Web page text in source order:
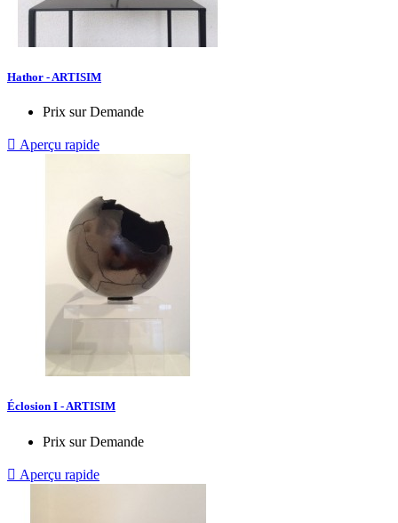
Hathor - ARTISIM
Prix sur Demande
 Aperçu rapide
Éclosion I - ARTISIM
Prix sur Demande
 Aperçu rapide